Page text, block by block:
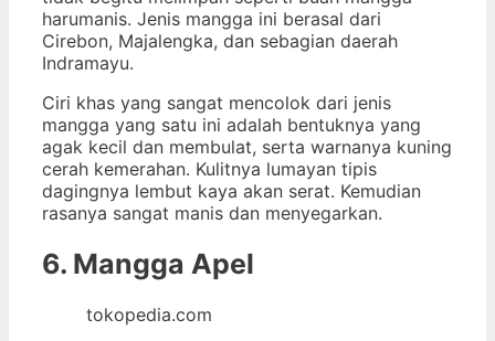
harumanis. Jenis mangga ini berasal dari
Cirebon, Majalengka, dan sebagian daerah
Indramayu.
Ciri khas yang sangat mencolok dari jenis
mangga yang satu ini adalah bentuknya yang
agak kecil dan membulat, serta warnanya kuning
cerah kemerahan. Kulitnya lumayan tipis
dagingnya lembut kaya akan serat. Kemudian
rasanya sangat manis dan menyegarkan.
6. Mangga Apel
tokopedia.com